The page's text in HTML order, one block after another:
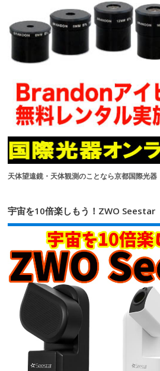
天体望遠鏡・天体観測のことなら京都国際光器
宇宙を10倍楽しもう！ZWO Seestar